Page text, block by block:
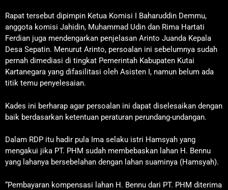
Rapat tersebut dipimpin Ketua Komisi I Baharuddin Demmu,
anggota komisi Jahidin, Muhammad Udin dan Rima Hartati
Ferdian juga mendengarkan penjelasan Arinto Juanda Kepala
Desa Sepatin. Menurut Arinto, persoalan ini sebelumnya sudah
pernah dimediasi di tingkat Pemerintah Kabupaten Kutai
Kartanegara yang difasilitasi oleh Asisten I, namun belum ada
titik temu penyelesaian.
Kades ini berharap agar persoalan ini dapat diselesaikan dengan
baik berdasarkan ketentuan peraturan perundang-undangan.
Dalam RDP itu hadir pula Ima selaku istri Hamsyah yang
mengakui jika PT. PHM sudah membebaskan lahan H. Bennu
yang lahanya bersebelahan dengan lahan suaminya (Hamsyah).
“Pembayaran kompensasi lahan H. Bennu dari PT. PHM diterima